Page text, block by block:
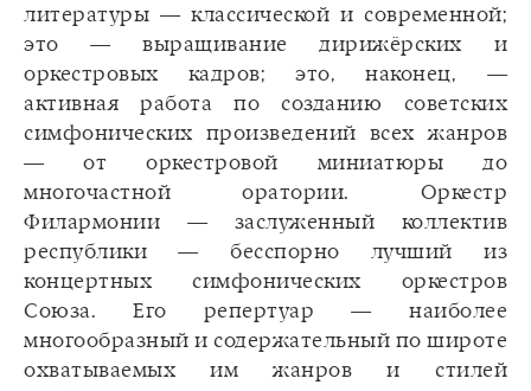
литературы — классической и современной;
это — выращивание дирижёрских и
оркестровых кадров; это, наконец, —
активная работа по созданию советских
симфонических произведений всех жанров
— от оркестровой миниатюры до
многочастной оратории. Оркестр
Филармонии — заслуженный коллектив
республики — бесспорно лучший из
концертных симфонических оркестров
Союза. Его репертуар — наиболее
многообразный и содержательный по широте
охватываемых им жанров и стилей